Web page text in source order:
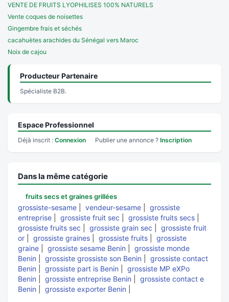
VENTE DE FRUITS LYOPHILISES 100% NATURELS
Vente coques de noisettes
Gingembre frais et séchés
cacahuètes arachides du Sénégal vers Maroc
Noix de cajou
Producteur Partenaire
Spécialiste B2B.
Espace Professionnel
Déjà inscrit : Connexion Publier une annonce ? Inscription
Dans la même catégorie
fruits secs et graines grillées
grossiste-sesame vendeur-sesame
grossiste
entreprise
grossiste fruit sec grossiste fruits secs
grossiste fruits sec
grossiste grain sec
grossiste fruit
or
grossiste graines grossiste fruits
grossiste
graine
grossiste sesame Benin
grossiste monde
Benin
grossiste grossiste son Benin
grossiste contact
Benin
grossiste part is Benin
grossiste MP eXPo
Benin
grossiste entreprise Benin
grossiste contact e
Benin
grossiste exporter Benin